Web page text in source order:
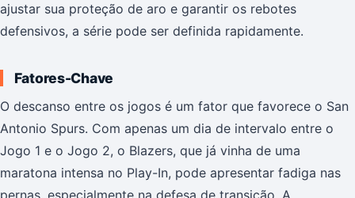
ajustar sua proteção de aro e garantir os rebotes
defensivos, a série pode ser definida rapidamente.
Fatores-Chave
O descanso entre os jogos é um fator que favorece o San
Antonio Spurs. Com apenas um dia de intervalo entre o
Jogo 1 e o Jogo 2, o Blazers, que já vinha de uma
maratona intensa no Play-In, pode apresentar fadiga nas
pernas, especialmente na defesa de transição. A